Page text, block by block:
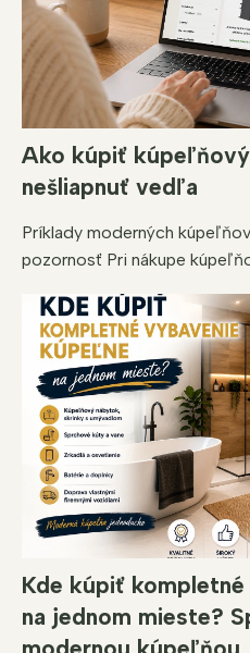
Ako kúpiť
nešliapnuť vedľa
Príklady moderných
pozornosť Pri nákupe
Kde kúpiť
na jednom mieste?